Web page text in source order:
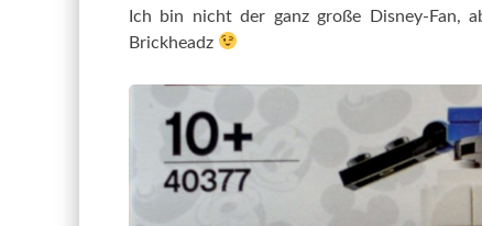
Ich bin nicht der ganz große Disney-Fan,
Brickheadz
–
Duck